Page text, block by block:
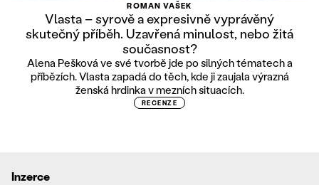
ROMAN VAŠEK
Vlasta – syrově a expresivně vyprávěný
skutečný příběh. Uzavřená minulost, nebo žitá
současnost?
Alena Pešková ve své tvorbě jde po silných tématech a
příbězích. Vlasta zapadá do těch, kde ji zaujala výrazná
ženská hrdinka v mezních situacích.
RECENZE
Inzerce